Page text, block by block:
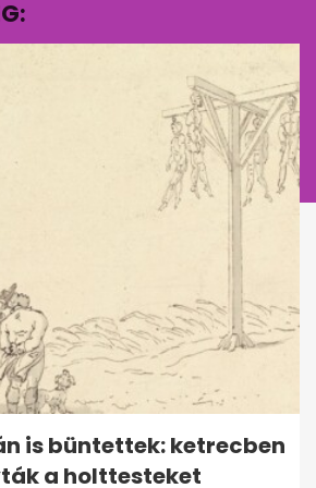
ÉRDEKELHET
akik egyidősek:
párosok ugyanabból
is büntettek: ketrecben
a holttesteket